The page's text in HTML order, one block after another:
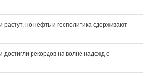
растут, но нефть и геополитика сдерживают
достигли рекордов на волне надежд о